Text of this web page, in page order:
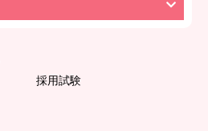
採用試験